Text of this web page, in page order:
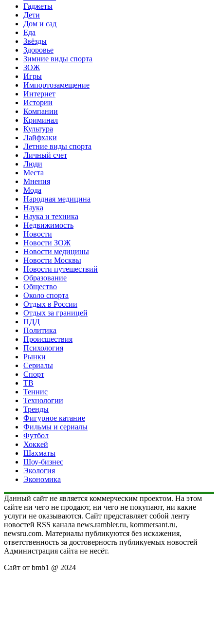
Гаджеты
Дети
Дом и сад
Еда
Звёзды
Здоровье
Зимние виды спорта
ЗОЖ
Игры
Импортозамещение
Интернет
Истории
Компании
Криминал
Культура
Лайфхаки
Летние виды спорта
Личный счет
Люди
Места
Мнения
Мода
Народная медицина
Наука
Наука и техника
Недвижимость
Новости
Новости ЗОЖ
Новости медицины
Новости Москвы
Новости путешествий
Образование
Общество
Около спорта
Отдых в России
Отдых за границей
ПДД
Политика
Происшествия
Психология
Рынки
Сериалы
Спорт
ТВ
Теннис
Технологии
Тренды
Фигурное катание
Фильмы и сериалы
Футбол
Хоккей
Шахматы
Шоу-бизнес
Экология
Экономика
Данный сайт не является коммерческим проектом. На этом
сайте ни чего не продают, ни чего не покупают, ни какие
услуги не оказываются. Сайт представляет собой ленту
новостей RSS канала news.rambler.ru, kommersant.ru,
newsru.com. Материалы публикуются без искажения,
ответственность за достоверность публикуемых новостей
Администрация сайта не несёт.
Сайт от bmb1 @ 2024